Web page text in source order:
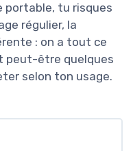
portable, tu risques
régulier, la
: on a tout ce
peut-être quelques
selon ton usage.